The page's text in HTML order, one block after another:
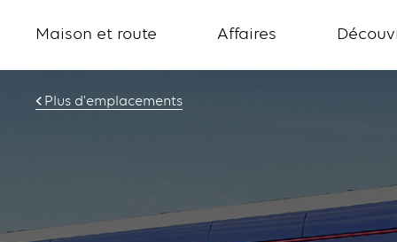
Maison et route Affaires
Plus d'emplacements